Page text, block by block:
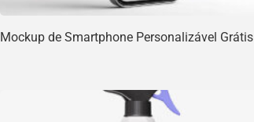
Mockup de Smartphone Personalizável Grátis